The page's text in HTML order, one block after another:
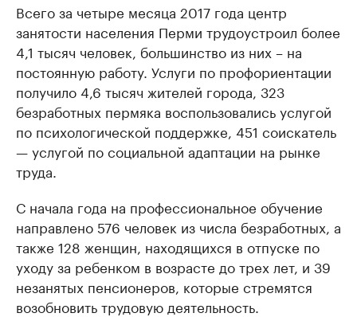
Всего за четыре месяца 2017 года центр
занятости населения Перми трудоустроил более
4,1 тысяч человек, большинство из них – на
постоянную работу. Услуги по профориентации
получило 4,6 тысяч жителей города, 323
безработных пермяка воспользовались услугой
по психологической поддержке, 451 соискатель
— услугой по социальной адаптации на рынке
труда.
С начала года на профессиональное обучение
направлено 576 человек из числа безработных, а
также 128 женщин, находящихся в отпуске по
уходу за ребенком в возрасте до трех лет, и 39
незанятых пенсионеров, которые стремятся
возобновить трудовую деятельность.